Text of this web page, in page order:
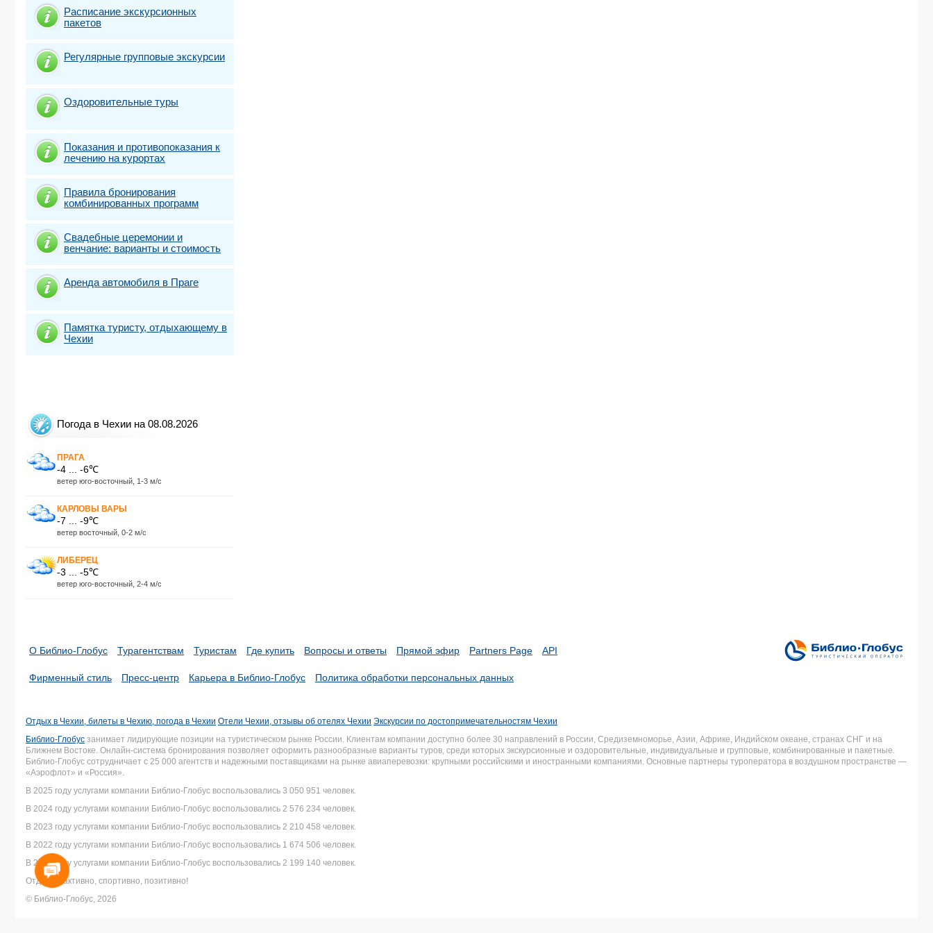
Расписание экскурсионных
пакетов
Регулярные групповые экскурсии
Оздоровительные туры
Показания и противопоказания к
лечению на курортах
Правила бронирования
комбинированных программ
Свадебные церемонии и
венчание: варианты и стоимость
Аренда автомобиля в Праге
Памятка туристу, отдыхающему в
Чехии
Погода в Чехии на 08.08.2026
ПРАГА
-4 ... -6℃
ветер юго-восточный, 1-3 м/с
КАРЛОВЫ ВАРЫ
-7 ... -9℃
ветер восточный, 0-2 м/с
ЛИБЕРЕЦ
-3 ... -5℃
ветер юго-восточный, 2-4 м/с
О Библио-Глобус Турагентствам Туристам Где купить Вопросы и ответы Прямой эфир Partners Page API
Фирменный стиль Пресс-центр Карьера в Библио-Глобус Политика обработки персональных данных
Отдых в Чехии, билеты в Чехию, погода в Чехии Отели Чехии, отзывы об отелях Чехии Экскурсии по достопримечательностям Чехии
Библио-Глобус занимает лидирующие позиции на туристическом рынке России. Клиентам компании доступно более 30 направлений в России, Средиземноморье, Азии, Африке, Индийском океане, странах СНГ и на
Ближнем Востоке. Онлайн-система бронирования позволяет оформить разнообразные варианты туров, среди которых экскурсионные и оздоровительные, индивидуальные и групповые, комбинированные и пакетные.
Библио-Глобус сотрудничает с 25 000 агентств и надежными поставщиками на рынке авиаперевозки: крупными российскими и иностранными компаниями. Основные партнеры туроператора в воздушном пространстве —
«Аэрофлот» и «Россия».
В 2025 году услугами компании Библио-Глобус воспользовались 3 050 951 человек.
В 2024 году услугами компании Библио-Глобус воспользовались 2 576 234 человек.
В 2023 году услугами компании Библио-Глобус воспользовались 2 210 458 человек.
В 2022 году услугами компании Библио-Глобус воспользовались 1 674 506 человек.
В 2021 году услугами компании Библио-Глобус воспользовались 2 199 140 человек.
Отдыхай активно, спортивно, позитивно!
© Библио-Глобус, 2026